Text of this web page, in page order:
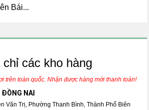
Bái...
các kho hàng
trên toàn quốc. Nhận được hàng mới thanh toán!
NAI
Văn Trị, Phường Thanh Bình, Thành Phố Biên